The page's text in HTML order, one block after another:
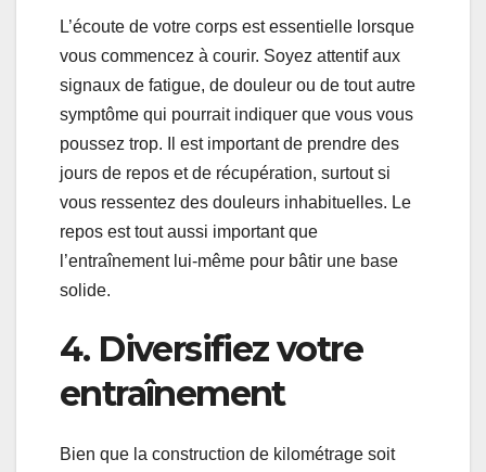
L’écoute de votre corps est essentielle lorsque
vous commencez à courir. Soyez attentif aux
signaux de fatigue, de douleur ou de tout autre
symptôme qui pourrait indiquer que vous vous
poussez trop. Il est important de prendre des
jours de repos et de récupération, surtout si
vous ressentez des douleurs inhabituelles. Le
repos est tout aussi important que
l’entraînement lui-même pour bâtir une base
solide.
4. Diversifiez votre
entraînement
Bien que la construction de kilométrage soit